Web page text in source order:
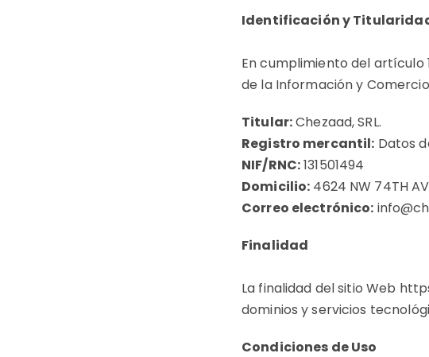
Identificación y
En cumplimiento del artículo
de la Información y
Titular:Chezaad, SRL.
Registro mercantil: Datos
NIF/RNC:131501494
Domicilio: 4624 NW 74TH
Correo electrónico:
Finalidad
La finalidad del sitio Web
dominios y servicios
Condiciones de Uso